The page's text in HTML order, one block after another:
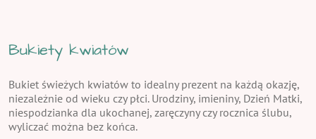
Bukiety kwiatów
Bukiet świeżych kwiatów to idealny prezent na każdą okazję,
niezależnie od wieku czy płci. Urodziny, imieniny, Dzień Matki,
niespodzianka dla ukochanej, zaręczyny czy rocznica ślubu,
wyliczać można bez końca.